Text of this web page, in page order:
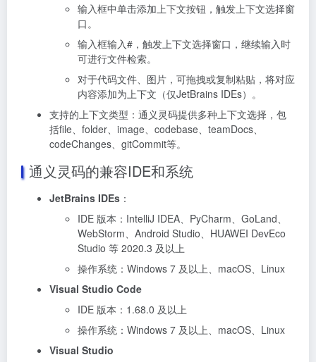
输入框中单击添加上下文按钮，触发上下文选择窗
口。
输入框输入#，触发上下文选择窗口，继续输入时
可进行文件检索。
对于代码文件、图片，可拖拽或复制粘贴，将对应
内容添加为上下文（仅JetBrains IDEs）。
支持的上下文类型：通义灵码提供多种上下文选择，包
括file、folder、image、codebase、teamDocs、
codeChanges、gitCommit等。
通义灵码的兼容IDE和系统
JetBrains IDEs ：
IDE 版本：IntelliJ IDEA、PyCharm、GoLand、
WebStorm、Android Studio、HUAWEI DevEco
Studio 等 2020.3 及以上
操作系统：Windows 7 及以上、macOS、Linux
Visual Studio Code
IDE 版本：1.68.0 及以上
操作系统：Windows 7 及以上、macOS、Linux
Visual Studio